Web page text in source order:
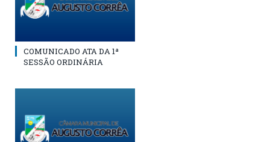
COMUNICADO ATA DA 1ª
SESSÃO ORDINÁRIA